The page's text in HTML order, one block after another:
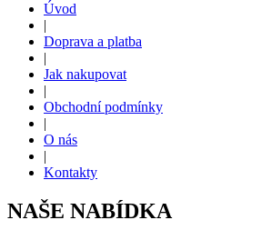
Úvod
|
Doprava a platba
|
Jak nakupovat
|
Obchodní podmínky
|
O nás
|
Kontakty
NAŠE NABÍDKA